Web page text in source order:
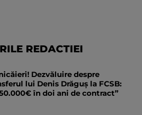
REDACTIEI
Dezvăluire despre
lui Denis Drăguș la FCSB:
în doi ani de contract”